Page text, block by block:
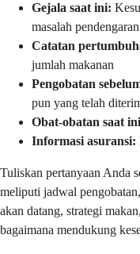
Gejala saat ini:
masalah pendengaran
Catatan
jumlah makanan
Pengobatan
pun yang telah
Obat-obatan saat
Informasi asuransi:
Tuliskan pertanyaan Anda
meliputi jadwal
akan datang, strategi
bagaimana mendukung